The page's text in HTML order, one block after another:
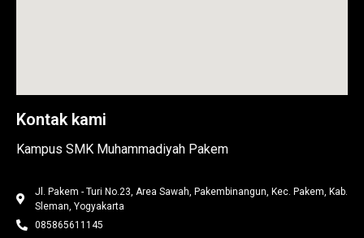
Kontak kami
Kampus SMK Muhammadiyah Pakem
Jl. Pakem - Turi No.23, Area Sawah, Pakembinangun, Kec. Pakem, Kab.
Sleman, Yogyakarta
085865611145